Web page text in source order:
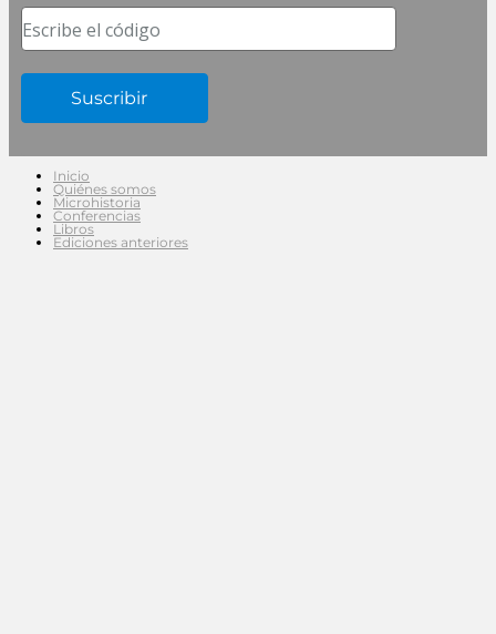
Escribe el código
Inicio
Quiénes somos
Microhistoria
Conferencias
Libros
Ediciones anteriores